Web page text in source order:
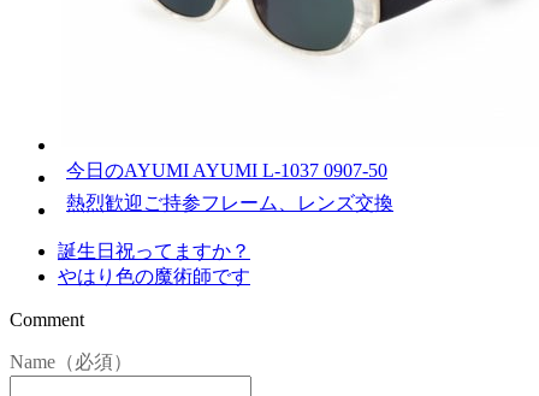
今日のAYUMI AYUMI L-1037 0907-50
熱烈歓迎ご持参フレーム、レンズ交換
誕生日祝ってますか？
やはり色の魔術師です
Comment
Name（必須）